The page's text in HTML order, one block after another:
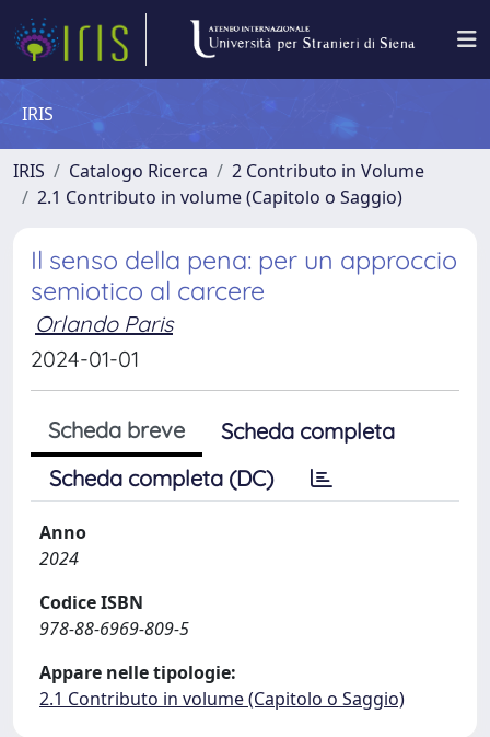
IRIS
IRIS Catalogo Ricerca
2 Contributo in Volume
2.1 Contributo in volume (Capitolo o Saggio)
Il senso della pena: per un approccio
semiotico al carcere
Orlando Paris
2024-01-01
Scheda breve
Scheda completa
Scheda completa (DC)
Anno
2024
Codice ISBN
978-88-6969-809-5
Appare nelle tipologie:
2.1 Contributo in volume (Capitolo o Saggio)